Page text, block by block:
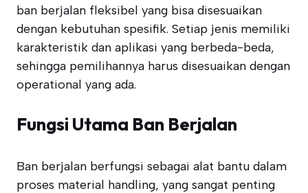
ban berjalan fleksibel yang bisa disesuaikan
dengan kebutuhan spesifik. Setiap jenis memiliki
karakteristik dan aplikasi yang berbeda-beda,
sehingga pemilihannya harus disesuaikan dengan
operational yang ada.
Fungsi Utama Ban Berjalan
Ban berjalan berfungsi sebagai alat bantu dalam
proses material handling, yang sangat penting